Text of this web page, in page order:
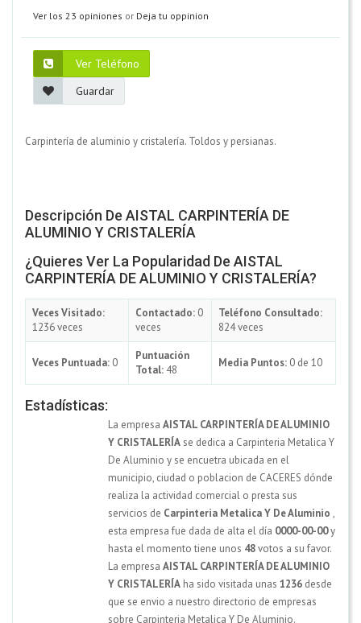
Ver los 23 opiniones or Deja tu oppinion
Ver Teléfono
Guardar
Carpintería de aluminio y cristalería. Toldos y persianas.
Descripción De AISTAL CARPINTERÍA DE
ALUMINIO Y CRISTALERÍA
¿Quieres Ver La Popularidad De AISTAL
CARPINTERÍA DE ALUMINIO Y CRISTALERÍA?
Veces Visitado:
1236 veces
Contactado: 0
veces
Teléfono Consultado:
824 veces
Veces Puntuada: 0
Puntuación
Total: 48
Media Puntos: 0 de 10
Estadísticas:
La empresa AISTAL CARPINTERÍA DE ALUMINIO
Y CRISTALERÍAse dedica a Carpinteria Metalica Y
De Aluminio y se encuetra ubicada en el
municipio, ciudad o poblacion de CACERES dónde
realiza la actividad comercial o presta sus
servicios de Carpinteria Metalica Y De Aluminio ,
esta empresa fue dada de alta el día 0000-00-00y
hasta el momento tiene unos 48votos a su favor.
La empresa AISTAL CARPINTERÍA DE ALUMINIO
Y CRISTALERÍA ha sido visitada unas 1236 desde
que se envio a nuestro directorio de empresas
sobre Carpinteria Metalica Y De Aluminio.